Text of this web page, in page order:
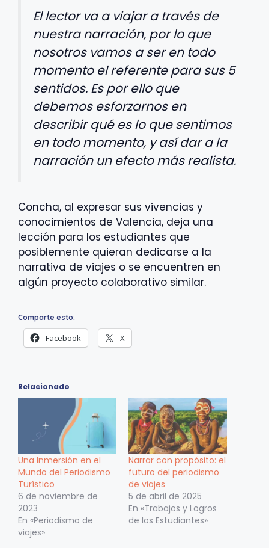
El lector va a viajar a través de
nuestra narración, por lo que
nosotros vamos a ser en todo
momento el referente para sus 5
sentidos. Es por ello que
debemos esforzarnos en
describir qué es lo que sentimos
en todo momento, y así dar a la
narración un efecto más realista.
Concha, al expresar sus vivencias y
conocimientos de Valencia, deja una
lección para los estudiantes que
posiblemente quieran dedicarse a la
narrativa de viajes o se encuentren en
algún proyecto colaborativo similar.
Comparte esto:
Facebook X
Relacionado
Una Inmersión en el
Mundo del Periodismo
Turístico
6 de noviembre de
2023
En «Periodismo de
viajes»
Narrar con propósito: el
futuro del periodismo
de viajes
5 de abril de 2025
En «Trabajos y Logros
de los Estudiantes»